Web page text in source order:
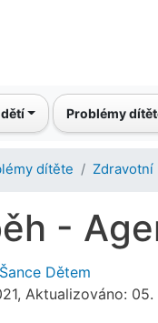
Problémy
dítěte
-
Dětem
Aktualizováno: